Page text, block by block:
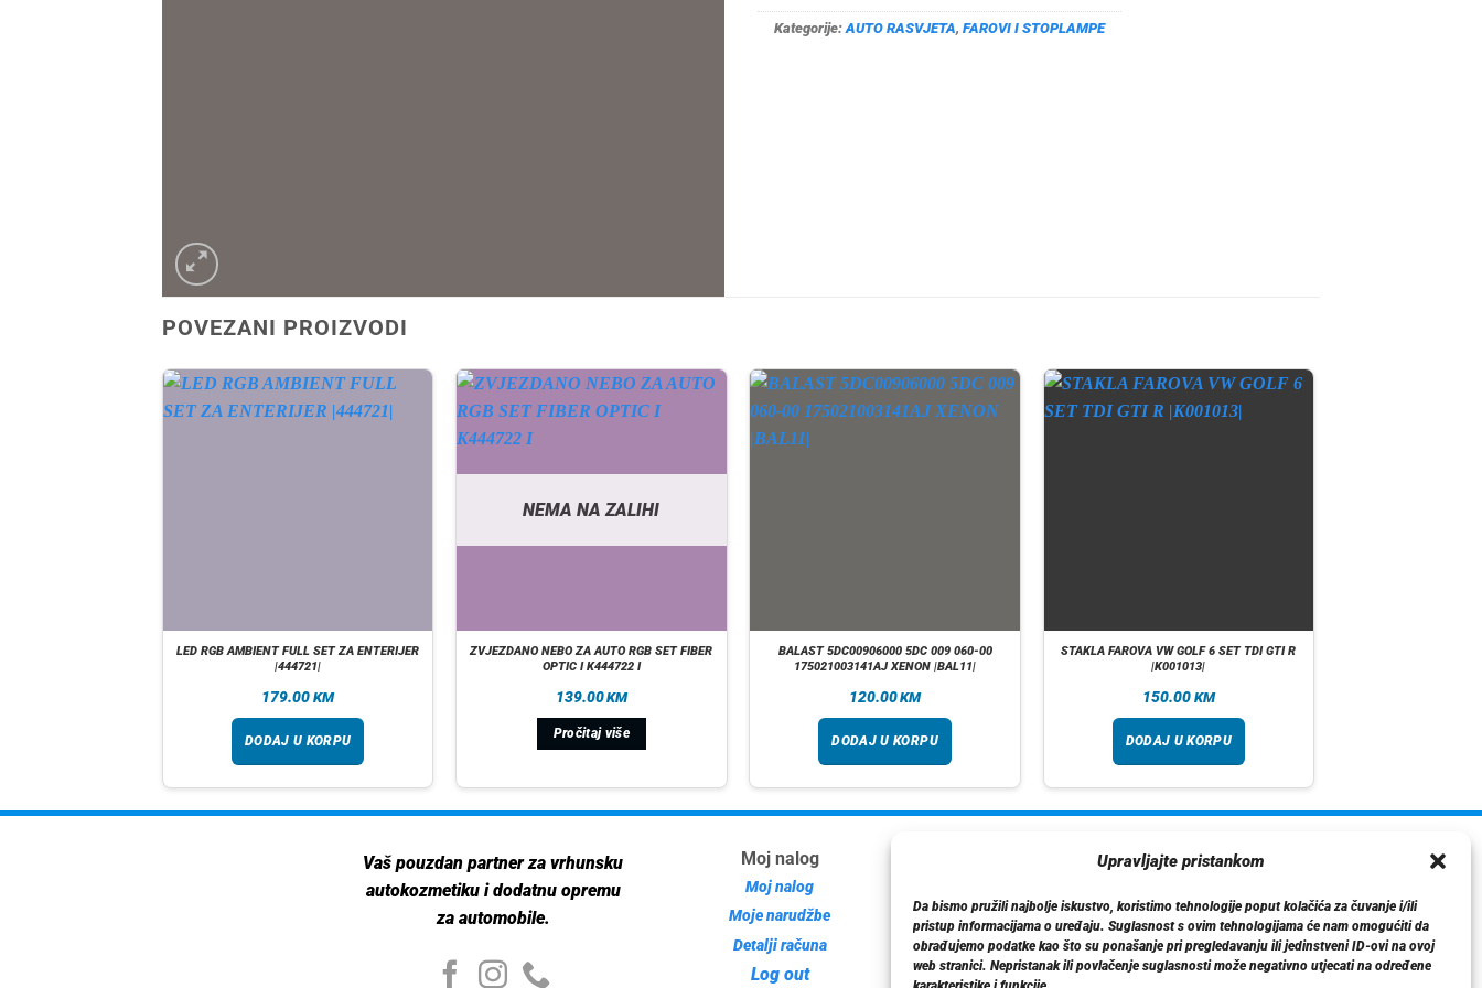
Upravljajte pristankom
Da bismo pružili najbolje iskustvo, koristimo tehnologije poput kolačića za čuvanje i/ili
pristup informacijama o uređaju. Suglasnost s ovim tehnologijama će nam omogućiti da
obrađujemo podatke kao što su ponašanje pri pregledavanju ili jedinstveni ID-ovi na ovoj
web stranici. Nepristanak ili povlačenje suglasnosti može negativno utjecati na određene
Kategorije: AUTO RASVJETA, FAROVI I STOPLAMPE
POVEZANI PROIZVODI
LED RGB AMBIENT FULL SET ZA ENTERIJER
|444721|
179.00 KM
DODAJ U KORPU
NEMA NA ZALIHI
ZVJEZDANO NEBO ZA AUTO RGB SET FIBER
OPTIC I K444722 I
139.00KM
Pročitaj više
BALAST 5DC00906000 5DC 009 060-00
175021003141AJ XENON |BAL11|
120.00KM
DODAJ U KORPU
STAKLA FAROVA VW GOLF 6 SET TDI GTI R
|K001013|
150.00 KM
DODAJ U KORPU
Vaš pouzdan partner za vrhunsku
autokozmetiku i dodatnu opremu
za automobile.
Moj nalog
Moj nalog
Moje narudžbe
Detalji računa
Log out
Dostava
Politika privatnosti
Kontakt